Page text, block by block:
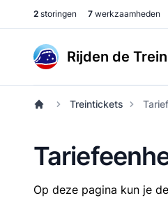
2 storingen 7 werkzaamheden
Rijden de
Treintickets
Op deze pagina kun je